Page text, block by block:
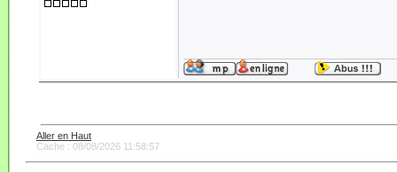
Aller en Haut
Cache : 08/08/2026 11:58:57